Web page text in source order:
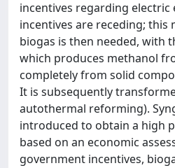
incentives regarding electric
incentives are receding; this
biogas is then needed, with
which produces methanol
completely from solid
It is subsequently
autothermal reforming).
introduced to obtain a high
based on an economic
government incentives,